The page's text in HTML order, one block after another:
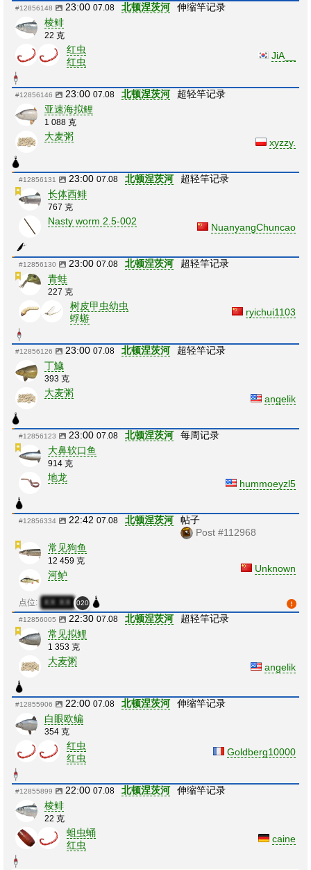
#12856148 23:00 07.08 北顿涅茨河
伸缩竿记录
棱鲱
22 克
红虫
红虫
JiA__
#12856146 23:00 07.08 北顿涅茨河
超轻竿记录
亚速海拟鲤
1 088 克
大麦粥
xyzzy.
#12856131 23:00 07.08 北顿涅茨河
超轻竿记录
长体西鲱
767 克
Nasty worm 2.5-002
NuanyangChuncao
#12856130 23:00 07.08 北顿涅茨河
超轻竿记录
青蛙
227 克
树皮甲虫幼虫
蜉蝣
ryichui1103
#12856126 23:00 07.08 北顿涅茨河
超轻竿记录
丁鱥
393 克
大麦粥
angelik
#12856123 23:00 07.08 北顿涅茨河
每周记录
大鼻软口鱼
914 克
地龙
hummoeyzl5
#12856334 22:42 07.08 北顿涅茨河
帖子
Post #112968
常见狗鱼
12 459 克
河鲈
Unknown
点位: XX:XX 020
#12856005 22:30 07.08 北顿涅茨河
超轻竿记录
常见拟鲤
1 353 克
大麦粥
angelik
#12855906 22:00 07.08 北顿涅茨河
伸缩竿记录
白眼欧鳊
354 克
红虫
红虫
Goldberg10000
#12855899 22:00 07.08 北顿涅茨河
伸缩竿记录
棱鲱
22 克
蛆虫蛹
红虫
caine